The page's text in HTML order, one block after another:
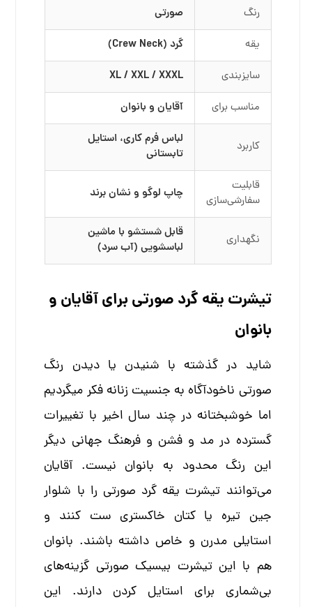
رنگ
صورتی
یقه
گرد (Crew Neck)
سایزبندی
XL / XXL / XXXL
مناسب برای
آقایان و بانوان
کاربرد
لباس فرم کاری، استایل
تابستانی
قابلیت
سفارشی‌سازی
چاپ لوگو و نشان برند
نگهداری
قابل شستشو با ماشین
لباسشویی (آب سرد)
تیشرت یقه گرد صورتی برای آقایان و
بانوان
شاید در گذشته با شنیدن یا دیدن رنگ
صورتی ناخودآگاه به جنسیت زنانه فکر میگردیم
اما خوشبختانه در چند سال اخیر با تغییرات
گسترده در مد و فشن و فرهنگ جهانی دیگر
این رنگ محدود به بانوان نیست. آقایان
می‌توانند تیشرت یقه گرد صورتی را با شلوار
جین تیره یا کتان خاکستری ست کنند و
استایلی مدرن و خاص داشته باشند. بانوان
هم با این تیشرت بیسیک صورتی گزینه‌های
بی‌شماری برای استایل کردن دارند. این